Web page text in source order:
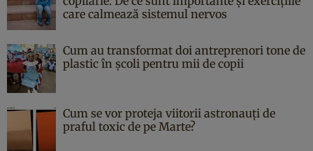
care calmează sistemul nervos
Cum au transformat doi antreprenori tone de
plastic în școli pentru mii de copii
Cum se vor proteja viitorii astronauți de
praful toxic de pe Marte?